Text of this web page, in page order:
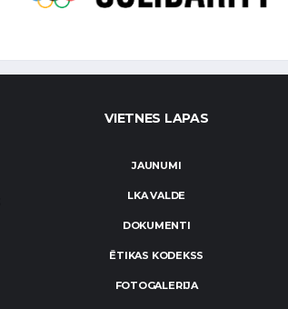
VIETNES LAPAS
JAUNUMI
LKA VALDE
DOKUMENTI
ĒTIKAS KODEKSS
FOTOGALERIJA